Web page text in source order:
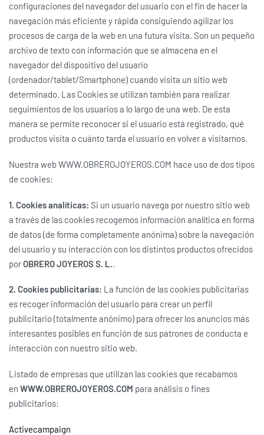
configuraciones del navegador del usuario con el fin de hacer la
navegación más eficiente y rápida consiguiendo agilizar los
procesos de carga de la web en una futura visita. Son un pequeño
archivo de texto con información que se almacena en el
navegador del dispositivo del usuario
(ordenador/tablet/Smartphone) cuando visita un sitio web
determinado. Las Cookies se utilizan también para realizar
seguimientos de los usuarios a lo largo de una web. De esta
manera se permite reconocer si el usuario está registrado, qué
productos visita o cuánto tarda el usuario en volver a visitarnos.
Nuestra web WWW.OBREROJOYEROS.COM hace uso de dos tipos
de cookies:
1. Cookies analíticas: Si un usuario navega por nuestro sitio web
a través de las cookies recogemos información analítica en forma
de datos (de forma completamente anónima) sobre la navegación
del usuario y su interacción con los distintos productos ofrecidos
porOBRERO JOYEROS S. L.
2. Cookies publicitarias: La función de las cookies publicitarias
es recoger información del usuario para crear un perfil
publicitario (totalmente anónimo) para ofrecer los anuncios más
interesantes posibles en función de sus patrones de conducta e
interacción con nuestro sitio web.
Listado de empresas que utilizan las cookies que recabamos
en WWW.OBREROJOYEROS.COM para análisis o fines
publicitarios:
Activecampaign